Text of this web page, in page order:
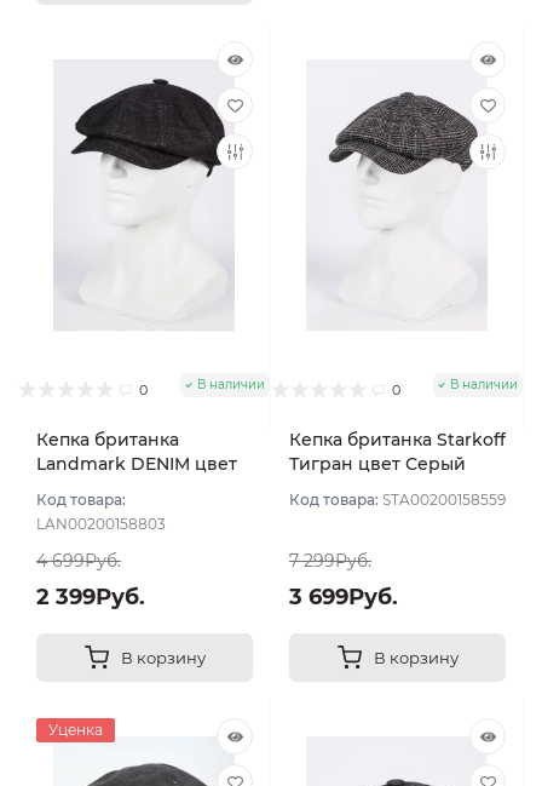
0 В наличии
Кепка британка
Landmark DENIM цвет
Код товара:
LAN00200158803
4 699Руб.
2 399Руб.
В корзину
0 В наличии
Кепка британка Starkoff
Тигран цвет Серый
Код товара: STA00200158559
7 299Руб.
3 699Руб.
В корзину
Уценка